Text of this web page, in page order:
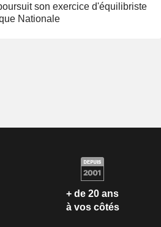
son exercice d'équilibriste
Nationale
+ de 20 ans
à vos côtés